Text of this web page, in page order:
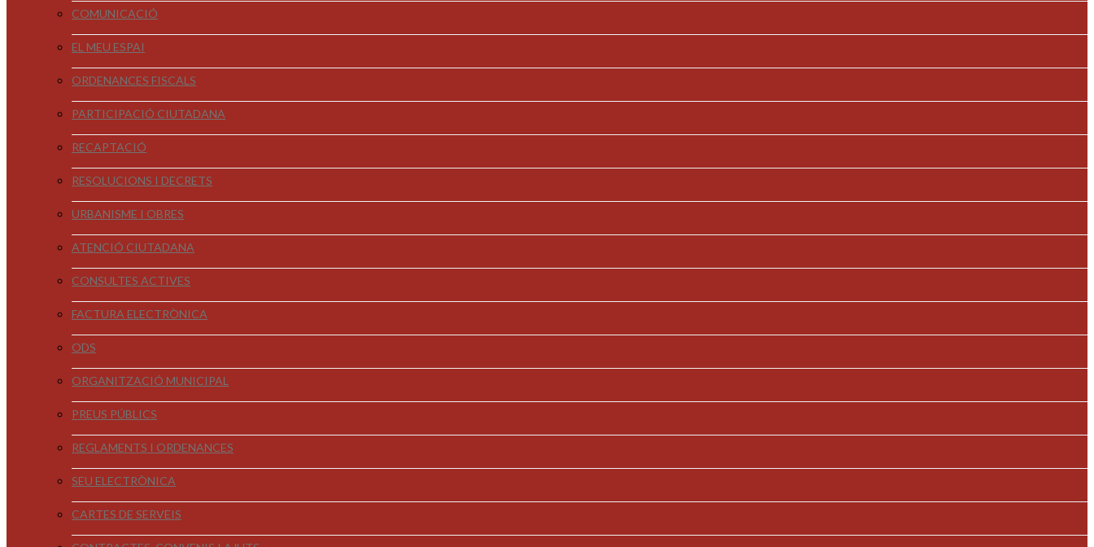
COMUNICACIÓ
EL MEU ESPAI
ORDENANCES FISCALS
PARTICIPACIÓ CIUTADANA
RECAPTACIÓ
RESOLUCIONS I DECRETS
URBANISME I OBRES
ATENCIÓ CIUTADANA
CONSULTES ACTIVES
FACTURA ELECTRÒNICA
ODS
ORGANITZACIÓ MUNICIPAL
PREUS PÚBLICS
REGLAMENTS I ORDENANCES
SEU ELECTRÒNICA
CARTES DE SERVEIS